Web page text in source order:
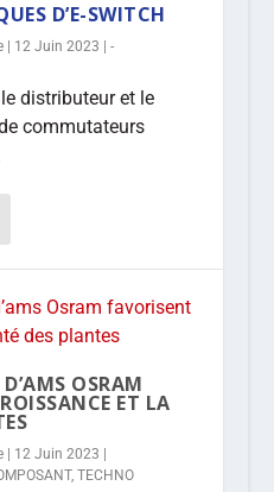
D’E-SWITCH
| 12 Juin 2023
-
distributeur et le
commutateurs
OSRAM
ET LA
| 12 Juin 2023
, TECHNO